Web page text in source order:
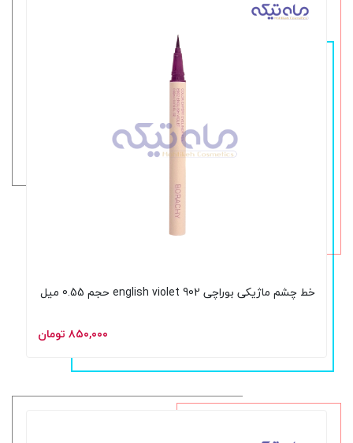
خط چشم ماژیکی بوراچی 902 english violet حجم 0.55 میل
۸۵۰,۰۰۰ تومان